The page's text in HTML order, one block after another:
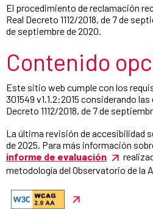
El procedimiento de reclamación
Real Decreto 1112/2018, de 7 de
de septiembre de 2020.
Contenido
Este sitio web cumple con los
301549 v1.1.2:2015 considerando
Decreto 1112/2018, de 7 de
La última revisión de accesibilidad
de 2025. Para más información
informe de evaluación
metodología del Observatorio de la